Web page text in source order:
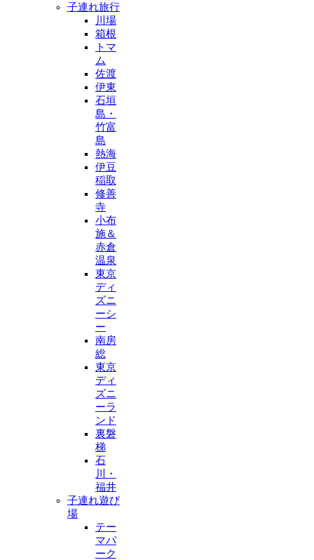
子連れ旅行
川場
箱根
トマ
ム
佐渡
伊東
石垣
島・
竹富
島
熱海
伊豆
稲取
修善
寺
小布
施＆
赤倉
温泉
東京
ディ
ズニ
ーシ
ー
南房
総
東京
ディ
ズニ
ーラ
ンド
裏磐
梯
石
川・
福井
子連れ遊び
場
テー
マパ
ーク